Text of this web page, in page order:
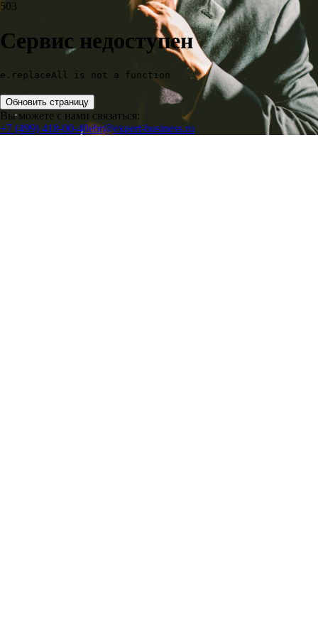
503
Сервис недоступен
e.replaceAll is not a function
Обновить страницу
Вы можете с нами связаться:
+7 (499) 418-00-40ebr@expert-business.ru